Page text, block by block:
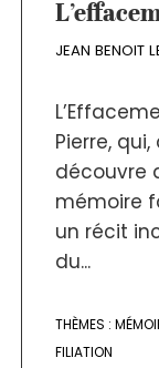
JEAN BENOIT
Pierre,
découvre
mémoire
un récit
du...
THÈMES :
FILIATION